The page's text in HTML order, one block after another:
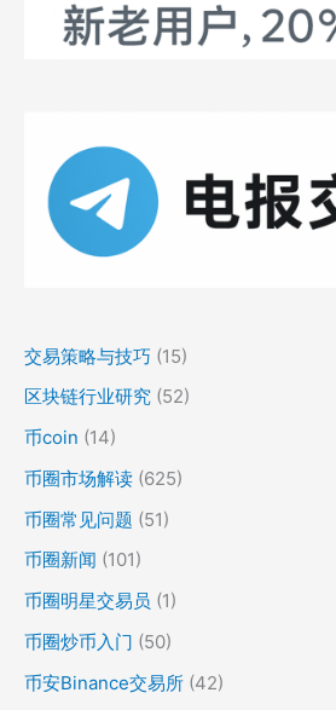
交易策略与技巧 (15)
区块链行业研究 (52)
币coin (14)
币圈市场解读 (625)
币圈常见问题 (51)
币圈新闻 (101)
币圈明星交易员 (1)
币圈炒币入门 (50)
币安Binance交易所 (42)